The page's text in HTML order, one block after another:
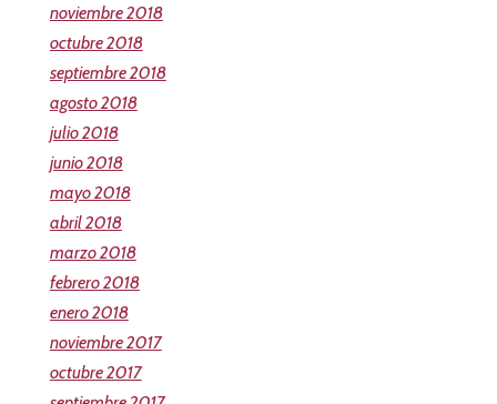
noviembre 2018
octubre 2018
septiembre 2018
agosto 2018
julio 2018
junio 2018
mayo 2018
abril 2018
marzo 2018
febrero 2018
enero 2018
noviembre 2017
octubre 2017